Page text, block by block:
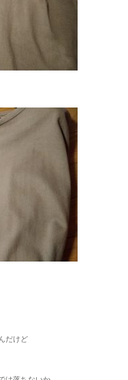
だけど